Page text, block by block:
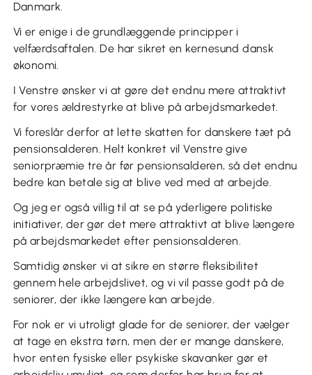
Danmark.
Vi er enige i de grundlæggende principper i
velfærdsaftalen. De har sikret en kernesund dansk
økonomi.
I Venstre ønsker vi at gøre det endnu mere attraktivt
for vores ældrestyrke at blive på arbejdsmarkedet.
Vi foreslår derfor at lette skatten for danskere tæt på
pensionsalderen. Helt konkret vil Venstre give
seniorpræmie tre år før pensionsalderen, så det endnu
bedre kan betale sig at blive ved med at arbejde.
Og jeg er også villig til at se på yderligere politiske
initiativer, der gør det mere attraktivt at blive længere
på arbejdsmarkedet efter pensionsalderen.
Samtidig ønsker vi at sikre en større fleksibilitet
gennem hele arbejdslivet, og vi vil passe godt på de
seniorer, der ikke længere kan arbejde.
For nok er vi utroligt glade for de seniorer, der vælger
at tage en ekstra tørn, men der er mange danskere,
hvor enten fysiske eller psykiske skavanker gør et